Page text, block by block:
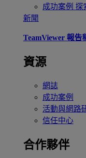
成功案例 探
新聞
TeamViewer 報告
資源
網誌
成功案例
活動與網路
信任中心
合作夥伴